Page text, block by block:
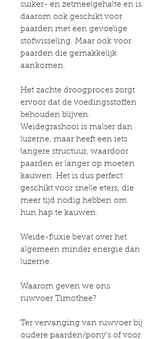
suiker- en zetmeelgehalte en is
daarom ook geschikt voor
paarden met een gevoelige
stofwisseling. Maar ook voor
paarden die gemakkelijk
aankomen.
Het zachte droogproces zorgt
ervoor dat de voedingsstoffen
behouden blijven.
Weidegrashooi is malser dan
luzerne, maar heeft een iets
langere structuur, waardoor
paarden er langer op moeten
kauwen. Het is dus perfect
geschikt voor snelle eters, die
meer tijd nodig hebben om
hun hap te kauwen.
Weide-fluxie bevat over het
algemeen minder energie dan
luzerne.
Waarom geven we ons
ruwvoer Timothee?
Ter vervanging van ruwvoer bij
oudere paarden/pony's of voor